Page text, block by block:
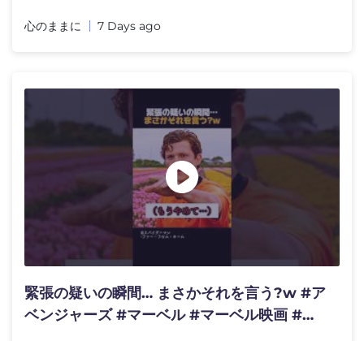
心のままに 7 Days ago
緊張の疑いの瞬間… まさかそれを言う?w #ア
ベンジャーズ #マーベル #マーベル映画 #ス